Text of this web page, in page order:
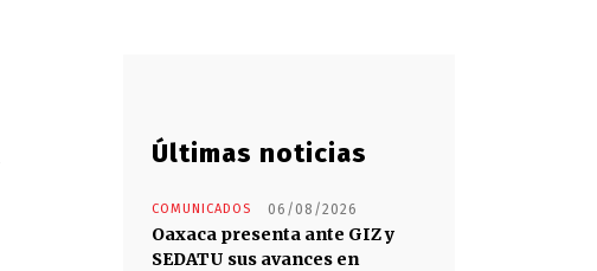
Últimas noticias
COMUNICADOS 06/08/2026
Oaxaca presenta ante GIZ y
SEDATU sus avances en